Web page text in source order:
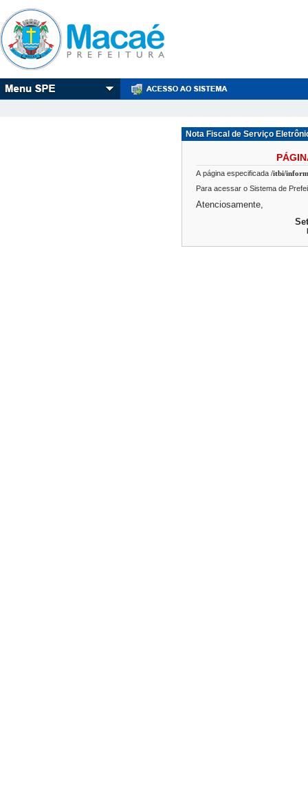
Nota Fiscal de Serviço
A página especificada /itbi/
Para acessar o Sistema de
Atenciosamente,